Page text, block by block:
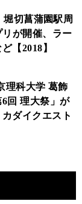
堀切菖蒲園駅周
が開催、ラー
【2018】
理科大学 葛飾
回 理大祭」が
ダイクエスト